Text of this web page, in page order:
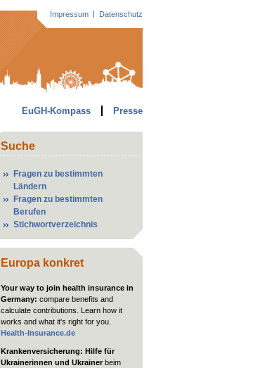
EuGH-Kompass Presse
Impressum Datenschutz
Suche
Fragen zu bestimmten
Ländern
Fragen zu bestimmten
Berufen
Stichwortverzeichnis
Europa konkret
Your way to join health insurance in
Germany: compare benefits and
calculate contributions. Learn how it
works and what it's right for you.
Health-Insurance.de
Krankenversicherung: Hilfe für
Ukrainerinnen und Ukrainer beim